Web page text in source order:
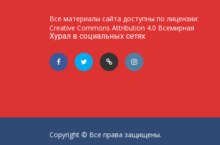
Все материалы сайта доступны по лицензии:
Creative Commons Attribution 4.0 Всемирная
Хурал в социальных сетях
Copyright © Все права защищены.